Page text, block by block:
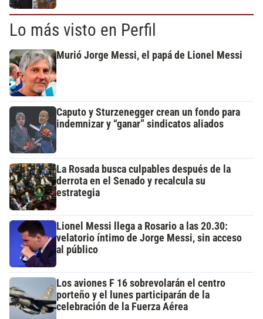
Lo más visto en Perfil
Murió Jorge Messi, el papá de Lionel Messi
Caputo y Sturzenegger crean un fondo para
indemnizar y “ganar” sindicatos aliados
La Rosada busca culpables después de la
derrota en el Senado y recalcula su
estrategia
Lionel Messi llega a Rosario a las 20.30:
velatorio íntimo de Jorge Messi, sin acceso
al público
Los aviones F 16 sobrevolarán el centro
porteño y el lunes participarán de la
celebración de la Fuerza Aérea